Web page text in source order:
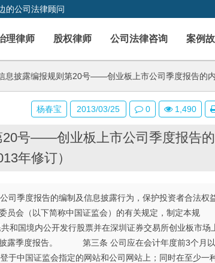
的公司法律顾问
理律师 股权律师 公司法律咨询 案例
息披露编报规则第20号——创业板上市公司季度报告的内
20号——创业板上市公司季度报告
年修订）
报告的编制及信息披露行为，保护投资者合法权
员会（以下简称中国证监会）的有关规定，制定本规
境内公开发行股票并在深圳证券交易所创业板市场
披露季度报告。 第三条 公司应在会计年度前3个月
于中国证监会指定的网站和公司网站上；同时在至少一
杨春宝 2013/03/25 0 1,490